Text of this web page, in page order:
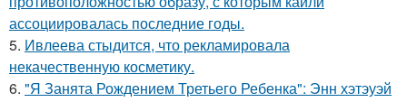
ассоциировалась последние годы.
5. Ивлеева стыдится, что рекламировала
некачественную косметику.
6. "Я Занята Рождением Третьего Ребенка": Энн хэтэуэй